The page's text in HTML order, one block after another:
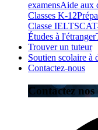
examensAide aux
Classes K-12
Classe IELTS
Études à l'étranger
Trouver un tuteur
Soutien scolaire à
Contactez-nous
Contactez